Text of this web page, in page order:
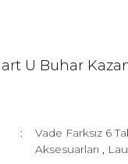
U Buhar
Vade Farksız 6
Aksesuarları ,